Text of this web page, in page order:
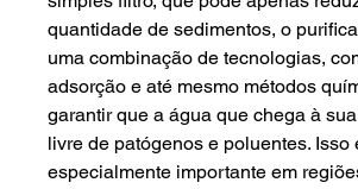
quantidade de sedimentos, o
uma combinação de tecnologias,
adsorção e até mesmo métodos
garantir que a água que chega à
livre de patógenos e poluentes. Isso
especialmente importante em